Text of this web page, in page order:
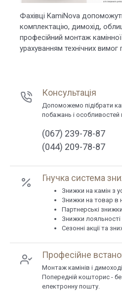
Фахівці KamiNova
комплектацію, димохід,
професійний монтаж
урахуванням технічних вимог
Консультація
Допоможемо підібрати
побажань і особливостей
(067) 239-78-87
(044) 209-78-87
Гнучка система
Знижки на камін з
Знижки на товар в
Партнерські знижки
Знижки лояльності
Сезонні акції та
Професійне
Монтаж камінів і
Попередній кошторис -
електронну пошту.